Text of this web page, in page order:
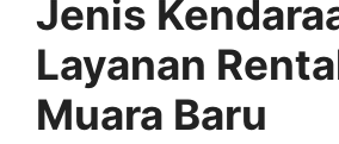
Jenis
Layanan
Muara Baru